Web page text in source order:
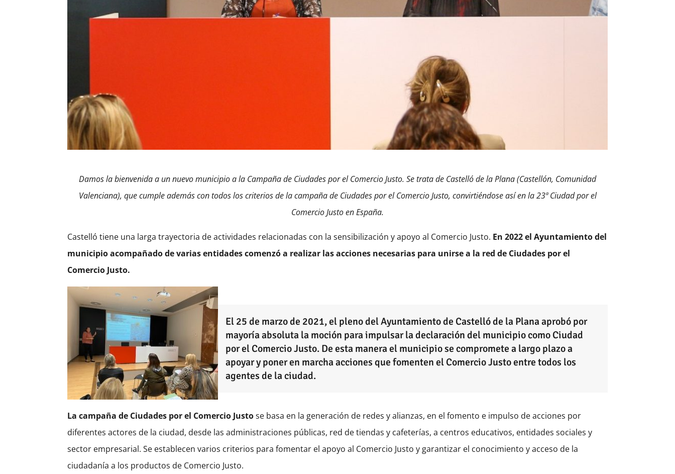
Damos la bienvenida a un nuevo municipio a la Campaña de Ciudades por el Comercio Justo. Se trata de Castelló de la Plana (Castellón, Comunidad
Valenciana), que cumple además con todos los criterios de la campaña de Ciudades por el Comercio Justo, convirtiéndose así en la 23ª Ciudad por el
Comercio Justo en España.
Castelló tiene una larga trayectoria de actividades relacionadas con la sensibilización y apoyo al Comercio Justo. En 2022 el Ayuntamiento del
municipio acompañado de varias entidades comenzó a realizar las acciones necesarias para unirse a la red de Ciudades por el
Comercio Justo.
El 25 de marzo de 2021, el pleno del Ayuntamiento de Castelló de la Plana aprobó por
mayoría absoluta la moción para impulsar la declaración del municipio como Ciudad
por el Comercio Justo. De esta manera el municipio se compromete a largo plazo a
apoyar y poner en marcha acciones que fomenten el Comercio Justo entre todos los
agentes de la ciudad.
La campaña de Ciudades por el Comercio Justose basa en la generación de redes y alianzas, en el fomento e impulso de acciones por
diferentes actores de la ciudad, desde las administraciones públicas, red de tiendas y cafeterías, a centros educativos, entidades sociales y
sector empresarial. Se establecen varios criterios para fomentar el apoyo al Comercio Justo y garantizar el conocimiento y acceso de la
ciudadanía a los productos de Comercio Justo.